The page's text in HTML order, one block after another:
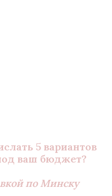
5 вариантов
ваш бюджет?
по Минску